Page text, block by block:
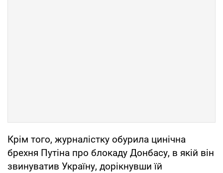
Крім того, журналістку обурила цинічна
брехня Путіна про блокаду Донбасу, в якій він
звинуватив Україну, дорікнувши їй